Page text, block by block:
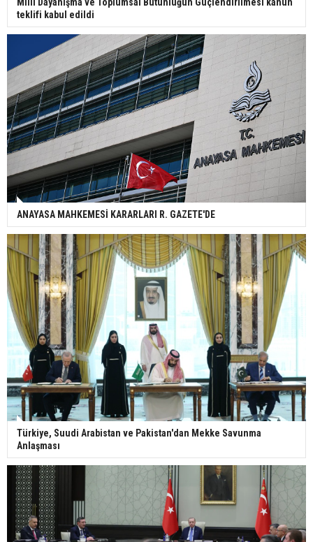
teklifi kabul edildi
ANAYASA MAHKEMESİ KARARLARI R. GAZETE'DE
Türkiye, Suudi Arabistan ve Pakistan'dan Mekke Savunma
Anlaşması